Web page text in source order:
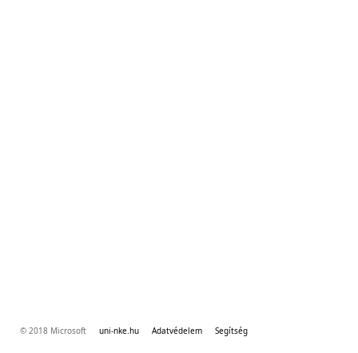
© 2018 Microsoft uni-nke.hu Adatvédelem Segítség